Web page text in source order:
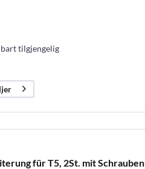
tilgjengelig
für T5, 2St. mit Schrauben